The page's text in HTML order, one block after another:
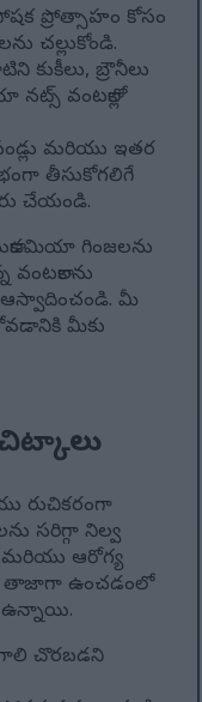
ప్రోత్సాహం కోసం
చల్లుకోండి.
కుకీలు, బ్రౌనీలు
వంటకాల్లో
మరియు ఇతర
తీసుకోగలిగే
చేయండి.
గింజలను
మీ
మీకు
రుచికరంగా
సరిగ్గా నిల్వ
ఆరోగ్య
తాజాగా ఉంచడంలో
ఉన్నాయి.
చొరబడని